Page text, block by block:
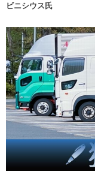
ビニシウス氏